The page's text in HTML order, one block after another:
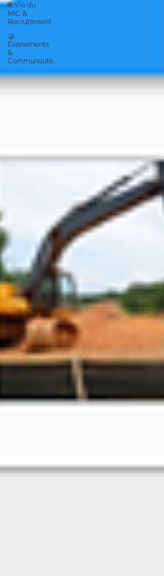
🌐 Vie du
MIC &
Recrutement
🤝
Événements
&
Communauté